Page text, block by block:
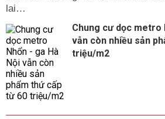
lai…
Chung cư dọc metro
vẫn còn nhiều sản
triệu/m2